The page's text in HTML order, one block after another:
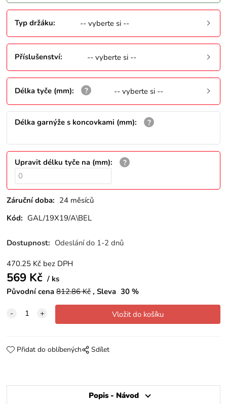
Typ držáku: -- vyberte si --
Příslušenství: -- vyberte si --
Délka tyče (mm): -- vyberte si --
Délka garnýže s koncovkami (mm):
Upravit délku tyče na (mm):
Záruční doba: 24 měsíců
Kód: GAL/19X19/A\BEL
Dostupnost: Odeslání do 1-2 dnů
470.25 Kč bez DPH
569 Kč
ks
Původní cena 812.86Kč Sleva 30 %
Přidat do oblíbených Sdílet
Popis - Návod